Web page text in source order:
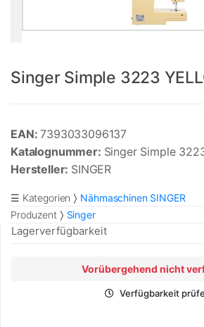
Singer Simple 3223
EAN: 7393033096137
Katalognummer: Singer Simple
Hersteller: SINGER
☰ Kategorien
Nähmaschinen SINGER
Produzent
Singer
Lagerverfügbarkeit
Vorübergehend nicht
Verfügbarkeit